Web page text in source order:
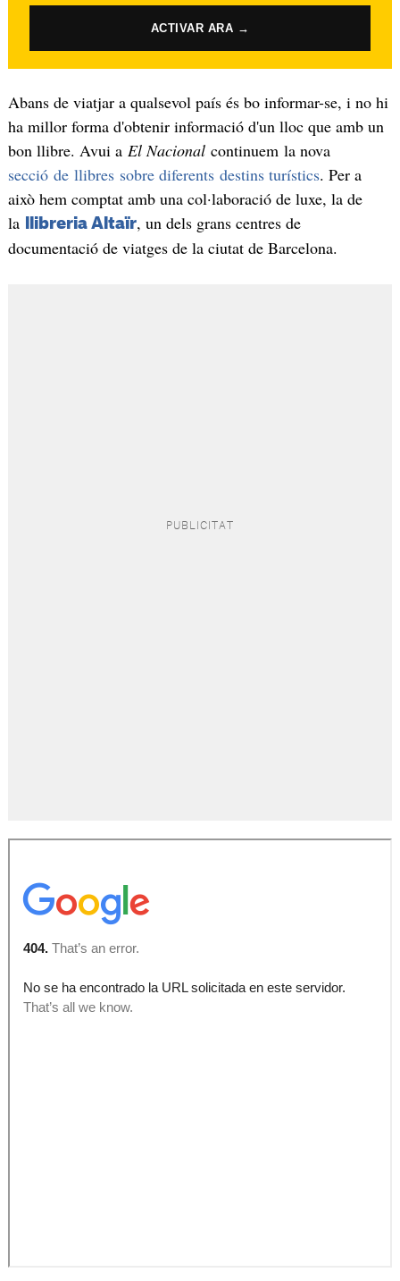
ACTIVAR ARA →
Abans de viatjar a qualsevol país és bo informar-se, i no hi
ha millor forma d'obtenir informació d'un lloc que amb un
bon llibre. Avui a El Nacionalcontinuem la nova
secció de llibres sobre diferents destins turístics. Per a
això hem comptat amb una col·laboració de luxe, la de
la
llibreria Altaïr, un dels grans centres de
documentació de viatges de la ciutat de Barcelona.